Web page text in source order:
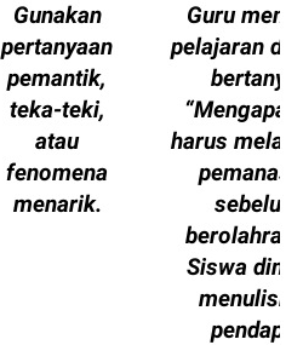
Gunakan
pertanyaan
pemantik,
teka-teki,
atau
fenomena
menarik.
Guru
pelajaran
bertanya:
“Mengapa
harus
sebelum
Siswa
pendapat